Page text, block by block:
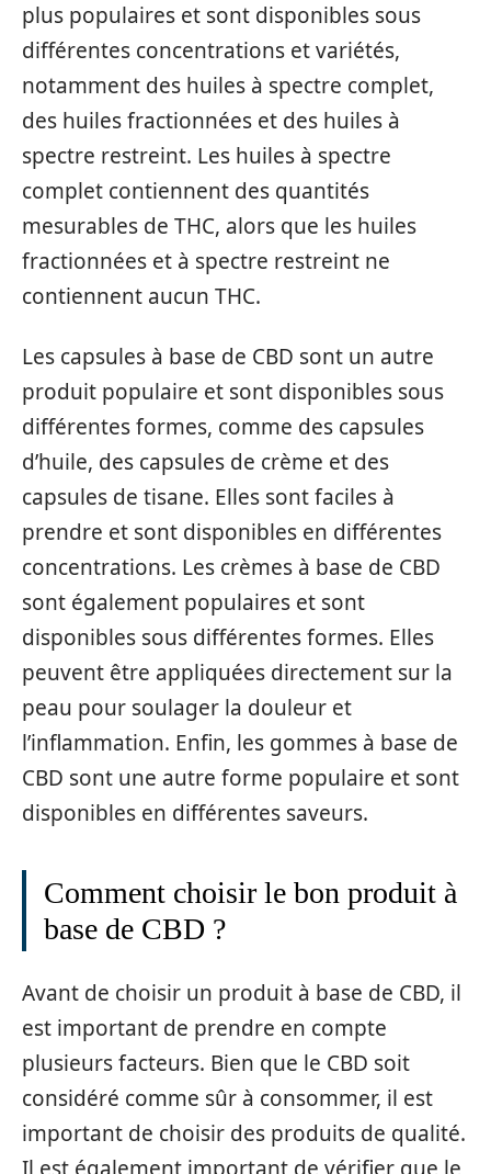
plus populaires et sont disponibles sous
différentes concentrations et variétés,
notamment des huiles à spectre complet,
des huiles fractionnées et des huiles à
spectre restreint. Les huiles à spectre
complet contiennent des quantités
mesurables de THC, alors que les huiles
fractionnées et à spectre restreint ne
contiennent aucun THC.
Les capsules à base de CBD sont un autre
produit populaire et sont disponibles sous
différentes formes, comme des capsules
d’huile, des capsules de crème et des
capsules de tisane. Elles sont faciles à
prendre et sont disponibles en différentes
concentrations. Les crèmes à base de CBD
sont également populaires et sont
disponibles sous différentes formes. Elles
peuvent être appliquées directement sur la
peau pour soulager la douleur et
l’inflammation. Enfin, les gommes à base de
CBD sont une autre forme populaire et sont
disponibles en différentes saveurs.
Comment choisir le bon produit à
base de CBD ?
Avant de choisir un produit à base de CBD, il
est important de prendre en compte
plusieurs facteurs. Bien que le CBD soit
considéré comme sûr à consommer, il est
important de choisir des produits de qualité.